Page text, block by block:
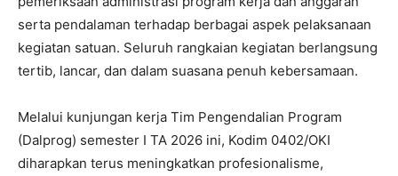
serta pendalaman terhadap berbagai aspek pelaksanaan
kegiatan satuan. Seluruh rangkaian kegiatan berlangsung
tertib, lancar, dan dalam suasana penuh kebersamaan.
Melalui kunjungan kerja Tim Pengendalian Program
(Dalprog) semester I TA 2026 ini, Kodim 0402/OKI
diharapkan terus meningkatkan profesionalisme,